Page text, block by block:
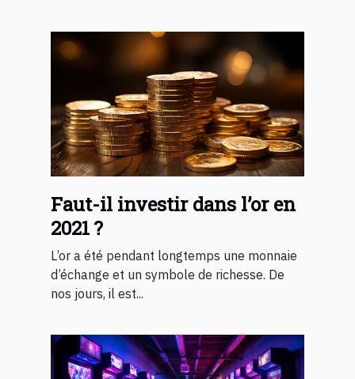
Faut-il investir dans l’or en
2021 ?
L’or a été pendant longtemps une monnaie
d’échange et un symbole de richesse. De
nos jours, il est...